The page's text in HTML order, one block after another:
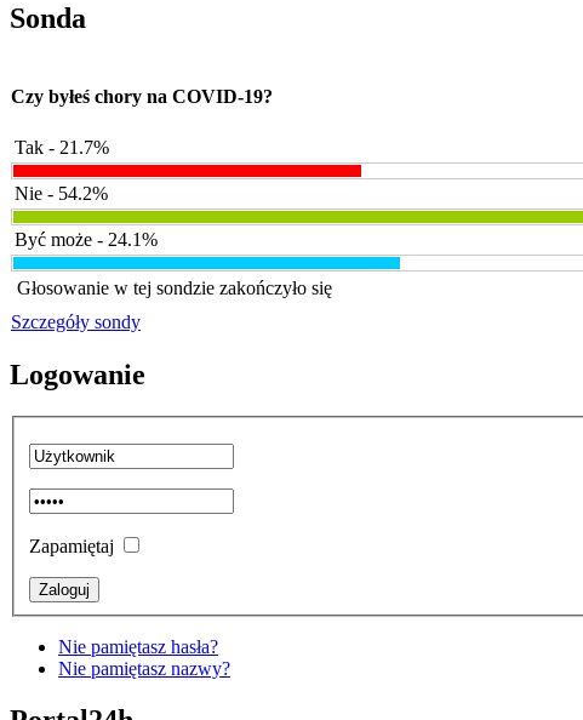
Sonda
Czy byłeś chory na COVID-19?
Tak - 21.7%
Nie - 54.2%
Być może - 24.1%
Głosowanie w tej sondzie zakończyło się
Szczegóły sondy
Logowanie
Zapamiętaj
Nie pamiętasz hasła?
Nie pamiętasz nazwy?